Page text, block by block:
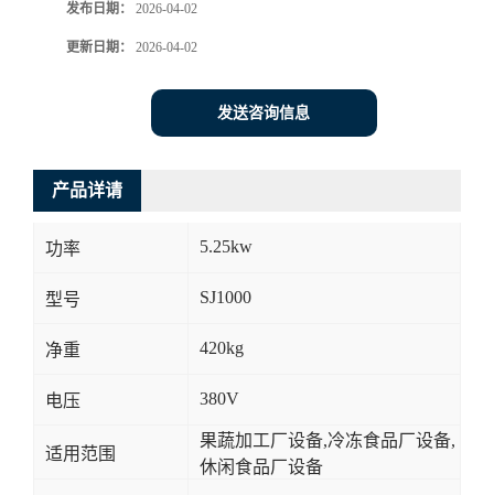
发布日期： 2026-04-02
更新日期： 2026-04-02
发送咨询信息
产品详请
功率 5.25kw
型号 SJ1000
净重 420kg
电压 380V
适用范围
果蔬加工厂设备,冷冻食品厂设备,
休闲食品厂设备